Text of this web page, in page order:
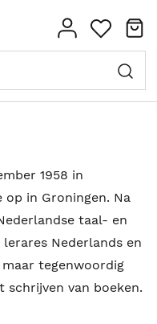
1958 in
op in Groningen. Na
taal- en
Nederlands en
tegenwoordig
schrijven van boeken.